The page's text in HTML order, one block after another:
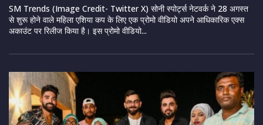
SM Trends (Image Credit- Twitter X) सोनी स्पोर्ट्स नेटवर्क ने 28 अगस्त
से शुरू होने वाले महिला एशिया कप के लिए एक प्रोमो वीडियो अपने आधिकारिक एक्स
अकाउंट पर रिलीज किया है। इस प्रोमो वीडियो...